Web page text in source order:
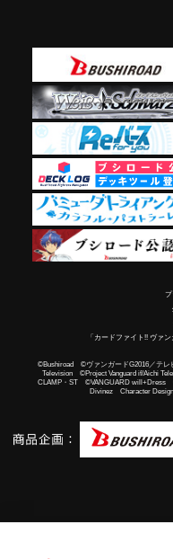
プ
「カードファイト!! ヴァ
©Bushiroad ©ヴァンガードG2016／テレ
Television ©Project Vanguard if/Aichi
CLAMP・ST ©VANGUARD will+Dress
Divinez Character